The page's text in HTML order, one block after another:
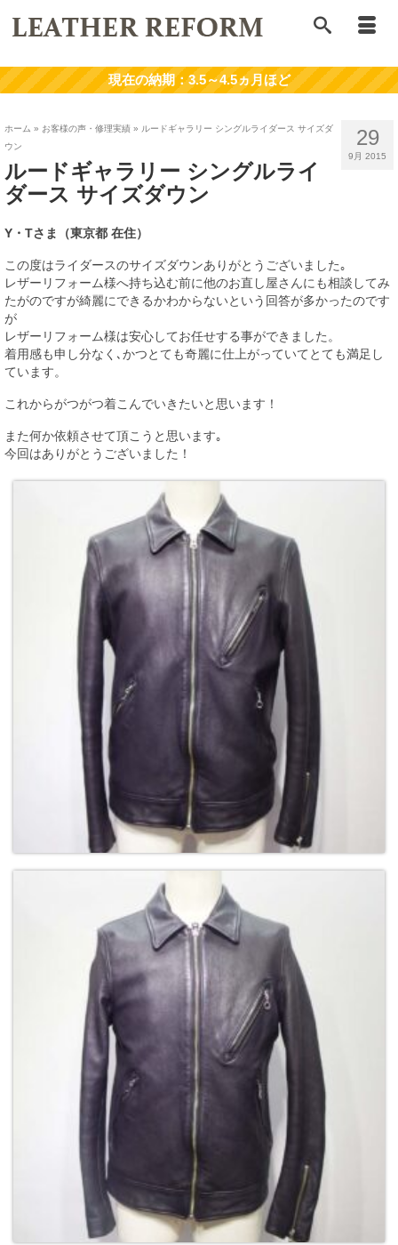
29
9月 2015
ホーム » お客様の声・修理実績 » ルードギャラリー シングルライダース サイズダ
ウン
ルードギャラリー シングルライ
ダース サイズダウン
Y・Tさま（東京都 在住）
この度はライダースのサイズダウンありがとうございました｡
レザーリフォーム様へ持ち込む前に他のお直し屋さんにも相談してみ
たがのですが綺麗にできるかわからないという回答が多かったのです
が
レザーリフォーム様は安心してお任せする事ができました。
着用感も申し分なく､かつとても奇麗に仕上がっていてとても満足し
ています。
これからがつがつ着こんでいきたいと思います！
また何か依頼させて頂こうと思います｡
今回はありがとうございました！